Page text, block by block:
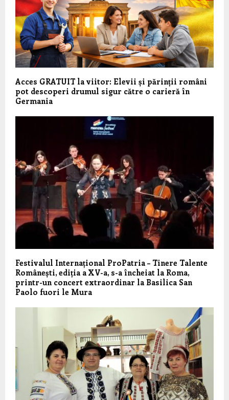
Acces GRATUIT la viitor: Elevii și părinții români
pot descoperi drumul sigur către o carieră în
Germania
Festivalul Internațional ProPatria – Tinere Talente
Românești, ediția a XV-a, s-a încheiat la Roma,
printr-un concert extraordinar la Basilica San
Paolo fuori le Mura